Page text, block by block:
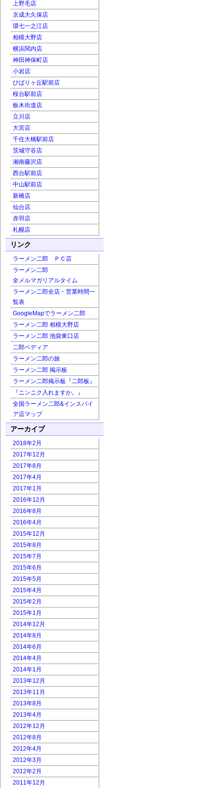
上野毛店
京成大久保店
環七一之江店
相模大野店
横浜関内店
神田神保町店
小岩店
ひばりヶ丘駅前店
桜台駅前店
栃木街道店
立川店
大宮店
千住大橋駅前店
茨城守谷店
湘南藤沢店
西台駅前店
中山駅前店
新橋店
仙台店
赤羽店
札幌店
リンク
ラーメン二郎 ＰＣ店
ラーメン二郎
全メルマガリアルタイム
ラーメン二郎全店・営業時間一
覧表
GoogleMapでラーメン二郎
ラーメン二郎 相模大野店
ラーメン二郎 池袋東口店
二郎ペディア
ラーメン二郎の旅
ラーメン二郎 掲示板
ラーメン二郎掲示板『二郎板』
『ニンニク入れますか。』
全国ラーメン二郎&インスパイ
ア店マップ
アーカイブ
2018年2月
2017年12月
2017年8月
2017年4月
2017年1月
2016年12月
2016年8月
2016年4月
2015年12月
2015年8月
2015年7月
2015年6月
2015年5月
2015年4月
2015年2月
2015年1月
2014年12月
2014年8月
2014年6月
2014年4月
2014年1月
2013年12月
2013年11月
2013年8月
2013年4月
2012年12月
2012年8月
2012年4月
2012年3月
2012年2月
2011年12月